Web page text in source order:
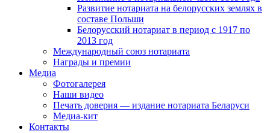
Развитие нотариата на белорусских землях в
составе Польши
Белорусский нотариат в период с 1917 по
2013 год
Международный союз нотариата
Награды и премии
Медиа
Фотогалерея
Наши видео
Печать доверия — издание нотариата Беларуси
Медиа-кит
Контакты